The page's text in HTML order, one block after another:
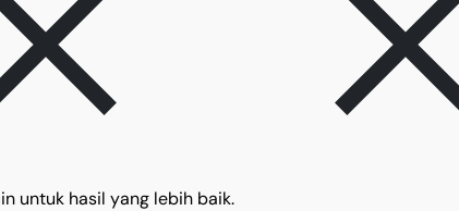
untuk hasil yang lebih baik.